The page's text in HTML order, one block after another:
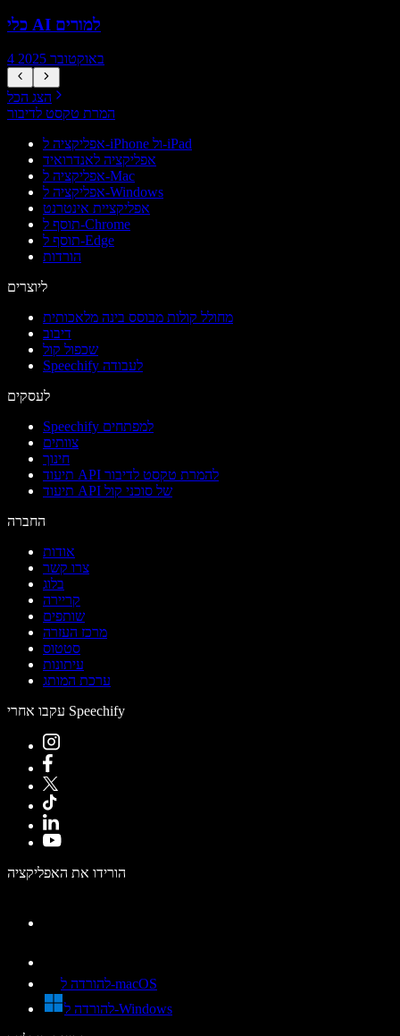
כלי AI למורים
4 באוקטובר 2025
הצג הכל
המרת טקסט לדיבור
אפליקציה ל-iPhone ול-iPad
אפליקציה לאנדרואיד
אפליקציה ל-Mac
אפליקציה ל-Windows
אפליקציית אינטרנט
תוסף ל-Chrome
תוסף ל-Edge
הורדות
ליוצרים
מחולל קולות מבוסס בינה מלאכותית
דיבוב
שכפול קול
Speechify לעבודה
לעסקים
Speechify למפתחים
צוותים
חינוך
תיעוד API להמרת טקסט לדיבור
תיעוד API של סוכני קול
החברה
אודות
צרו קשר
בלוג
קריירה
שותפים
מרכז העזרה
סטטוס
עיתונות
ערכת המותג
עקבו אחרי Speechify
הורידו את האפליקציה
להורדה ל-macOS
להורדה ל-Windows